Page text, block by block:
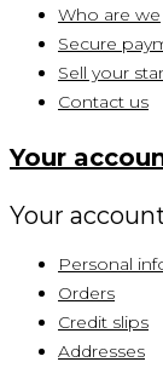
Who are we
Secure
Sell ​​your
Contact us
Your
Your
Personal
Orders
Credit slips
Addresses